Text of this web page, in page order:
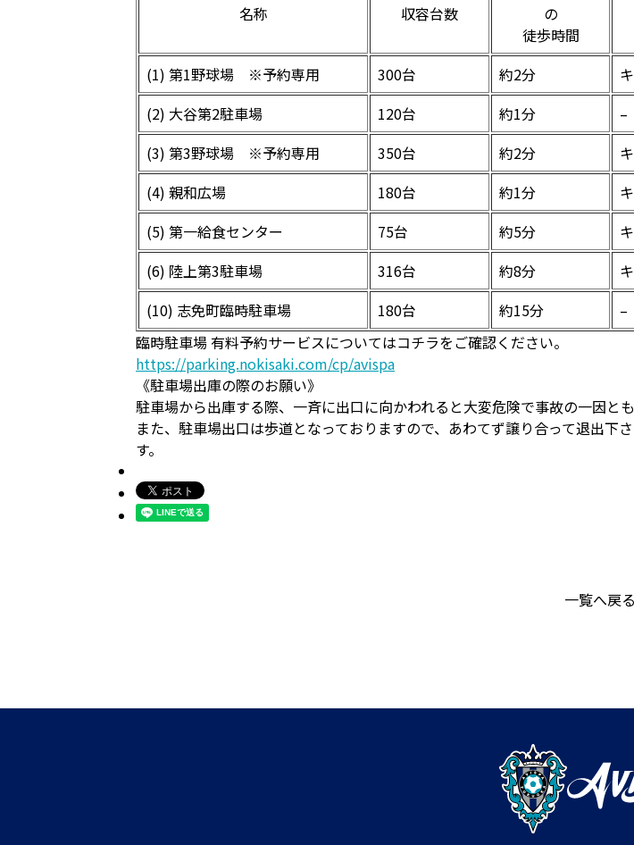
名称 収容台数
の
徒歩時間
(1) 第1野球場 ※予約専用 300台 約2分
(2) 大谷第2駐車場 120台 約1分
–
(3) 第3野球場 ※予約専用
350台 約2分
(4) 親和広場
180台 約1分
(5) 第一給食センター
75台 約5分
(6) 陸上第3駐車場
316台 約8分
(10) 志免町臨時駐車場
180台 約15分
–
臨時駐車場 有料予約サービスについてはコチラをご確認ください。
https://parking.nokisaki.com/cp/avispa
《駐車場出庫の際のお願い》
駐車場から出庫する際、一斉に出口に向かわれると大変危険で事故の一因とも
また、駐車場出口は歩道となっておりますので、あわてず譲り合って退出
す。
一覧へ戻る